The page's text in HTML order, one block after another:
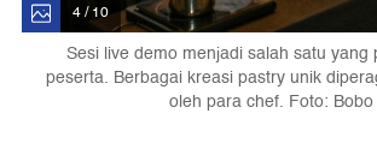
4 / 10
Sesi live demo menjadi salah satu yang
peserta. Berbagai kreasi pastry unik
oleh para chef. Foto: Bobo